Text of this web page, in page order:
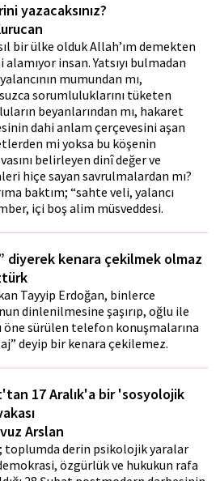
yazacaksınız?
bir ülke olduk Allah’ım demekten
alamıyor insan. Yatsıyı bulmadan
mumundan mı,
sorumluluklarını tüketen
beyanlarından mı, hakaret
dahi anlam çerçevesini aşan
mi yoksa bu köşenin
belirleyen dinî değer ve
hiçe sayan savrulmalardan mı?
baktım; “sahte veli, yalancı
içi boş alim müsveddesi.
diyerek kenara çekilmek olmaz
Tayyip Erdoğan, binlerce
dinlenilmesine şaşırıp, oğlu ile
öne sürülen telefon konuşmalarına
deyip bir kenara çekilemez.
17 Aralık'a bir 'sosyolojik
Arslan
toplumda derin psikolojik yaralar
özgürlük ve hukukun rafa